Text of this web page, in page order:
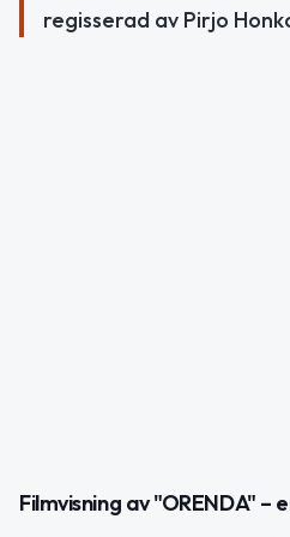
regisserad av Pirjo
Filmvisning av "ORENDA" –